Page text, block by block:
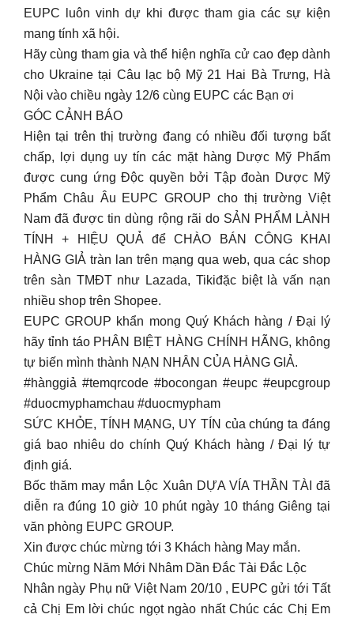
EUPC luôn vinh dự khi được tham gia các sự kiện
mang tính xã hội.
Hãy cùng tham gia và thể hiện nghĩa cử cao đẹp dành
cho Ukraine tại Câu lạc bộ Mỹ 21 Hai Bà Trưng, Hà
Nội vào chiều ngày 12/6 cùng EUPC các Bạn ơi
GÓC CẢNH BÁO
Hiện tại trên thị trường đang có nhiều đối tượng bất
chấp, lợi dụng uy tín các mặt hàng Dược Mỹ Phẩm
được cung ứng Độc quyền bởi Tập đoàn Dược Mỹ
Phẩm Châu Âu EUPC GROUP cho thị trường Việt
Nam đã được tin dùng rộng rãi do SẢN PHẨM LÀNH
TÍNH + HIỆU QUẢ để CHÀO BÁN CÔNG KHAI
HÀNG GIẢ tràn lan trên mạng qua web, qua các shop
trên sàn TMĐT như Lazada, Tikiđặc biệt là vấn nạn
nhiều shop trên Shopee.
EUPC GROUP khẩn mong Quý Khách hàng / Đại lý
hãy tỉnh táo PHÂN BIỆT HÀNG CHÍNH HÃNG, không
tự biến mình thành NẠN NHÂN CỦA HÀNG GIẢ.
#hànggiả #temqrcode #bocongan #eupc #eupcgroup
#duocmyphamchau #duocmypham
SỨC KHỎE, TÍNH MẠNG, UY TÍN của chúng ta đáng
giá bao nhiêu do chính Quý Khách hàng / Đại lý tự
định giá.
Bốc thăm may mắn Lộc Xuân DỰA VÍA THẦN TÀI đã
diễn ra đúng 10 giờ 10 phút ngày 10 tháng Giêng tại
văn phòng EUPC GROUP.
Xin được chúc mừng tới 3 Khách hàng May mắn.
Chúc mừng Năm Mới Nhâm Dần Đắc Tài Đắc Lộc
Nhân ngày Phụ nữ Việt Nam 20/10 , EUPC gửi tới Tất
cả Chị Em lời chúc ngọt ngào nhất Chúc các Chị Em